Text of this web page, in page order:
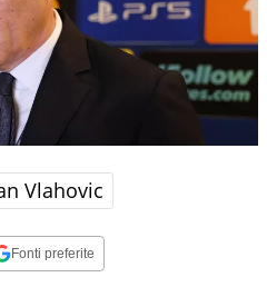
Vlahovic
Fonti preferite